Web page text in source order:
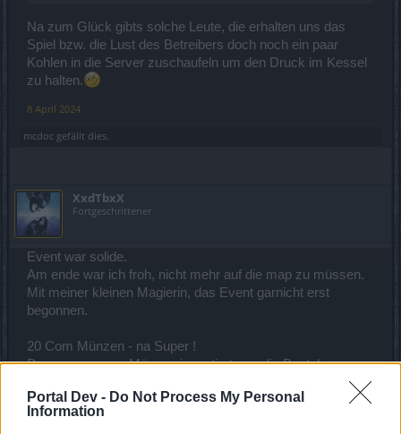
Portal Dev - Do Not Process My Personal
Information
Na zum Glück gibts solche Leute, die erhalten uns das
Spiel bzw. die Lust des Betreibers doch noch ein paar
Kohlen in die Server zuschaufeln um den Druck im Kessel
zu halten.
8 April 2024
mcdoc gefällt dies.
XxdTbxX
Fortgeschrittener
Event war solide.
Am ende war ich froh, nicht mehr auf die map zu müssen.
Mit meiner kleinen Magierin, das Event garnicht erst
begonnen.
20 Com Münzen - na Super !
Dann paar com - Münzen investiert, um die Beutel zu
Den anderen Kram ( Pinsel usw. ) auch nicht zu Gesicht
bekommen.